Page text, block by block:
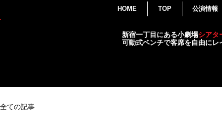
HOME TOP 公演情報
新宿一丁目にある小劇場シアタ
可動式ベンチで客席を自由に
全ての記事